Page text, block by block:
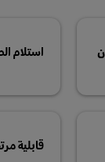
استلام
قابلية